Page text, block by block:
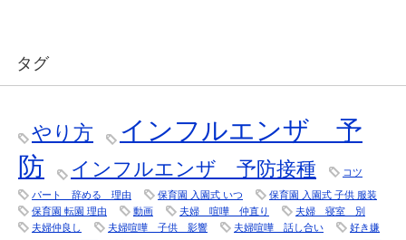
タグ
やり方
インフルエンザ 予
防
インフルエンザ 予防接種 コツ
パート 辞める 理由 保育園 入園式 いつ
保育園 入園式 子供 服装
保育園 転園 理由
動画 夫婦 喧嘩 仲直り
夫婦 寝室 別
夫婦仲良し
夫婦喧嘩 子供 影響 夫婦喧嘩 話し合い 好き嫌